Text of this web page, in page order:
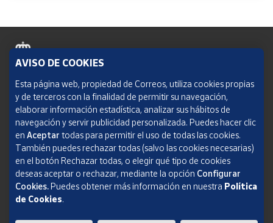
Política de cookies
Aviso legal
Condiciones del servicio
Política de Privacidad Web
Informe de transparencia
SOCIEDAD ESTATAL CORREOS Y TELÉGRAFOS, S.A., S.M.E. Todos los derechos
AVISO DE COOKIES
Esta página web, propiedad de Correos, utiliza cookies propias
y de terceros con la finalidad de permitir su navegación,
elaborar información estadística, analizar sus hábitos de
navegación y servir publicidad personalizada. Puedes hacer clic
en Aceptar todas para permitir el uso de todas las cookies.
También puedes rechazar todas (salvo las cookies necesarias)
en el botón Rechazar todas, o elegir qué tipo de cookies
deseas aceptar o rechazar, mediante la opción Configurar
Cookies.Puedes obtener más información en nuestra Política
de Cookies.